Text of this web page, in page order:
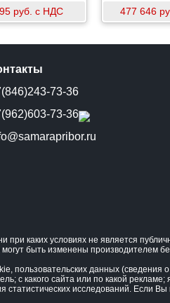
VONATEX
руб. с НДС 477 646
73-36
73-36
каких условиях не является
быть изменены производителем
пользовательских данных
с какого сайта или по какой
исследований. Если